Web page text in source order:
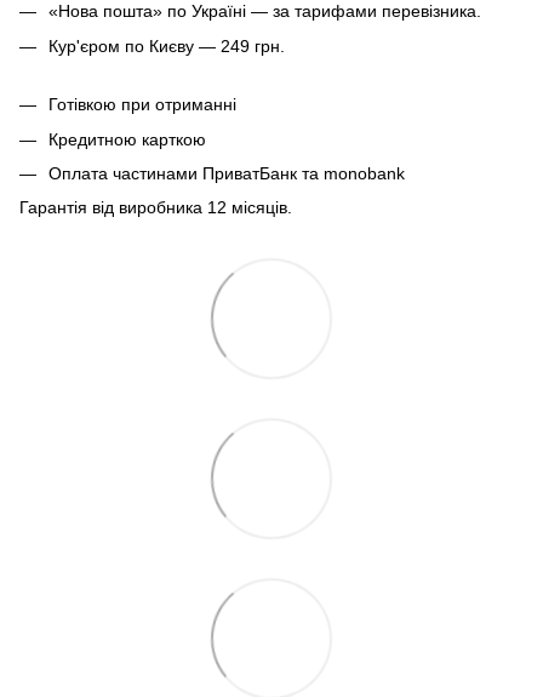
«Нова пошта» по Україні — за тарифами перевізника.
Кур'єром по Києву — 249 грн.
Готівкою при отриманні
Кредитною карткою
Оплата частинами ПриватБанк та monobank
Гарантія від виробника 12 місяців.